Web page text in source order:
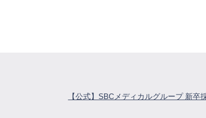
【公式】SBCメディカルグループ 新卒